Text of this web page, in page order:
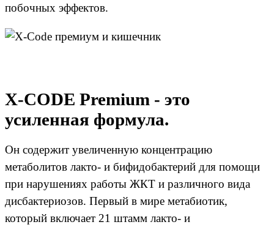
побочных эффектов.
X-CODE Premium - это
усиленная формула.
Он содержит увеличенную концентрацию
метаболитов лакто- и бифидобактерий для помощи
при нарушениях работы ЖКТ и различного вида
дисбактериозов. Первый в мире метабиотик,
который включает 21 штамм лакто- и